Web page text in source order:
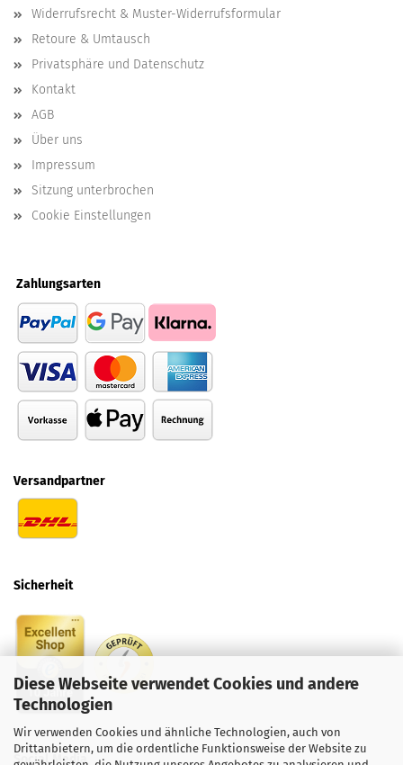
Diese Webseite verwendet Cookies und andere
Technologien
Wir verwenden Cookies und ähnliche Technologien, auch von
Drittanbietern, um die ordentliche Funktionsweise der Website zu
Widerrufsrecht & Muster-Widerrufsformular
Retoure & Umtausch
Privatsphäre und Datenschutz
Kontakt
AGB
Über uns
Impressum
Sitzung unterbrochen
Cookie Einstellungen
Zahlungsarten
Versandpartner
Sicherheit
Social Media